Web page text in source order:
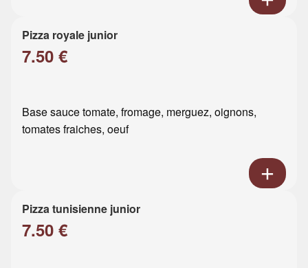
Pizza royale junior
7.50 €
Base sauce tomate, fromage, merguez, oignons,
tomates fraiches, oeuf
Pizza tunisienne junior
7.50 €